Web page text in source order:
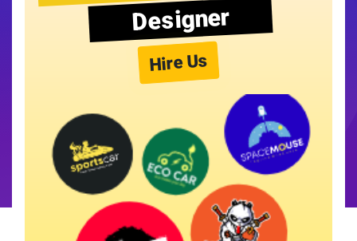
Designer
Hire Us